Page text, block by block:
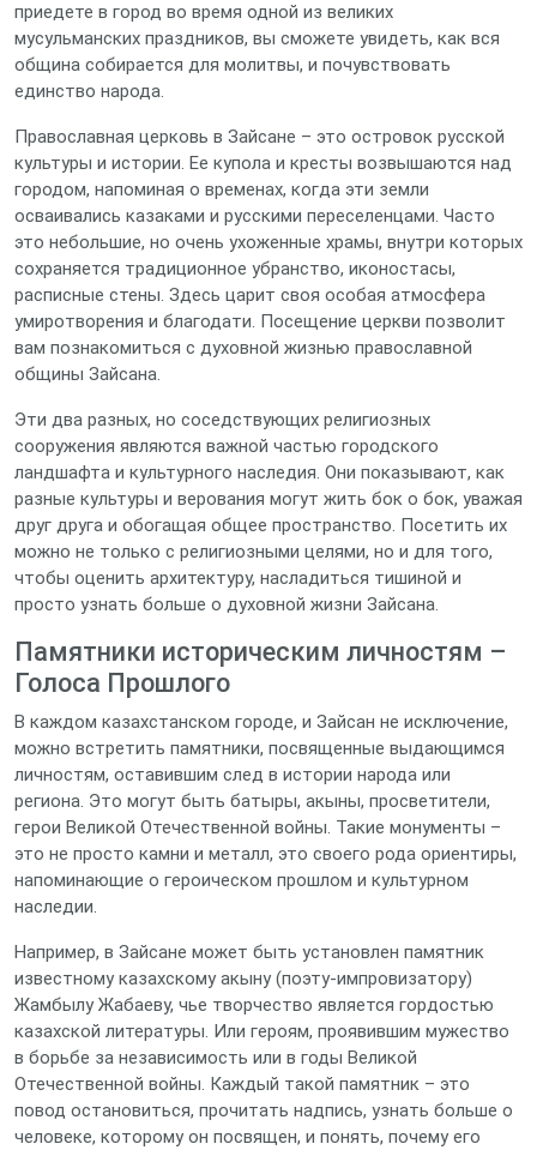
приедете в город во время одной из великих
мусульманских праздников, вы сможете увидеть, как вся
община собирается для молитвы, и почувствовать
единство народа.
Православная церковь в Зайсане – это островок русской
культуры и истории. Ее купола и кресты возвышаются над
городом, напоминая о временах, когда эти земли
осваивались казаками и русскими переселенцами. Часто
это небольшие, но очень ухоженные храмы, внутри которых
сохраняется традиционное убранство, иконостасы,
расписные стены. Здесь царит своя особая атмосфера
умиротворения и благодати. Посещение церкви позволит
вам познакомиться с духовной жизнью православной
общины Зайсана.
Эти два разных, но соседствующих религиозных
сооружения являются важной частью городского
ландшафта и культурного наследия. Они показывают, как
разные культуры и верования могут жить бок о бок, уважая
друг друга и обогащая общее пространство. Посетить их
можно не только с религиозными целями, но и для того,
чтобы оценить архитектуру, насладиться тишиной и
просто узнать больше о духовной жизни Зайсана.
Памятники историческим личностям –
Голоса Прошлого
В каждом казахстанском городе, и Зайсан не исключение,
можно встретить памятники, посвященные выдающимся
личностям, оставившим след в истории народа или
региона. Это могут быть батыры, акыны, просветители,
герои Великой Отечественной войны. Такие монументы –
это не просто камни и металл, это своего рода ориентиры,
напоминающие о героическом прошлом и культурном
наследии.
Например, в Зайсане может быть установлен памятник
известному казахскому акыну (поэту-импровизатору)
Жамбылу Жабаеву, чье творчество является гордостью
казахской литературы. Или героям, проявившим мужество
в борьбе за независимость или в годы Великой
Отечественной войны. Каждый такой памятник – это
повод остановиться, прочитать надпись, узнать больше о
человеке, которому он посвящен, и понять, почему его